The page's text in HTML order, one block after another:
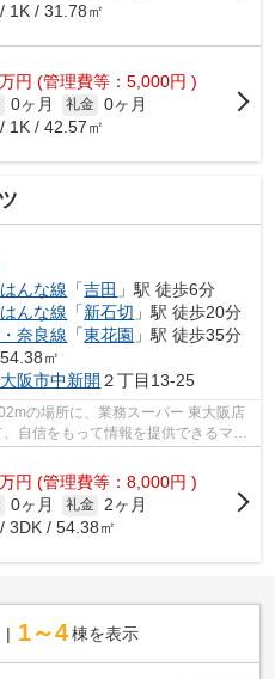
1K / 31.78㎡
万円 (管理費等：5,000円 )
0ヶ月 礼金 0ヶ月
1K / 42.57㎡
んな線 「吉田 」駅 徒歩6分
んな線 「新石切 」駅 徒歩20分
奈良線 「東花園 」駅 徒歩35分
㎡
阪市中新開 ２丁目13-25
の場所に、業務スーパー 東大阪店
自信をもって情報を提供できるマン
...
万円 (管理費等：8,000円 )
0ヶ月 礼金 2ヶ月
3DK / 54.38㎡
1～4 棟を表示